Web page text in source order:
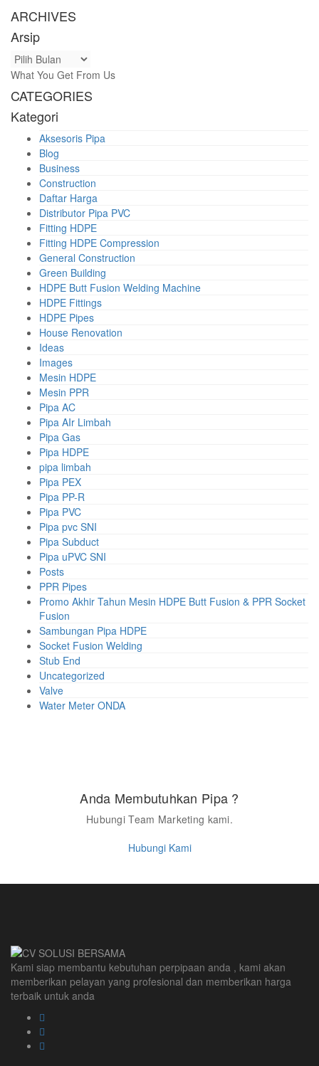
ARCHIVES
Arsip
Arsip
What You Get From Us
CATEGORIES
Kategori
Aksesoris Pipa
Blog
Business
Construction
Daftar Harga
Distributor Pipa PVC
Fitting HDPE
Fitting HDPE Compression
General Construction
Green Building
HDPE Butt Fusion Welding Machine
HDPE Fittings
HDPE Pipes
House Renovation
Ideas
Images
Mesin HDPE
Mesin PPR
Pipa AC
Pipa AIr Limbah
Pipa Gas
Pipa HDPE
pipa limbah
Pipa PEX
Pipa PP-R
Pipa PVC
Pipa pvc SNI
Pipa Subduct
Pipa uPVC SNI
Posts
PPR Pipes
Promo Akhir Tahun Mesin HDPE Butt Fusion & PPR Socket
Fusion
Sambungan Pipa HDPE
Socket Fusion Welding
Stub End
Uncategorized
Valve
Water Meter ONDA
Anda Membutuhkan Pipa ?
Hubungi Team Marketing kami.
Hubungi Kami
Kami siap membantu kebutuhan perpipaan anda , kami akan
memberikan pelayan yang profesional dan memberikan harga
terbaik untuk anda